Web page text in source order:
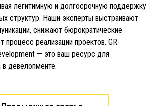
легитимную и долгосрочную поддержку
структур. Наши эксперты выстраивают
снижают бюрократические
процесс реализации проектов. GR-
— это ваш ресурс для
в девелопменте.